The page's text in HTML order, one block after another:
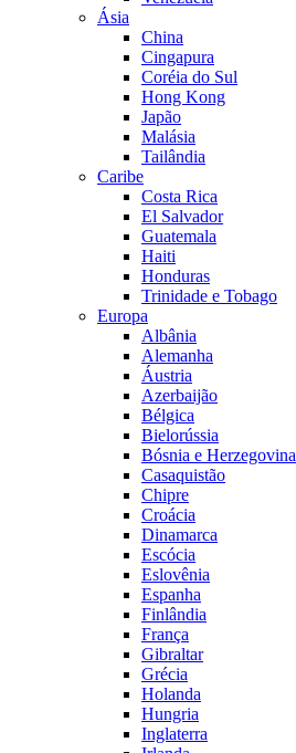
Ásia
China
Cingapura
Coréia do Sul
Hong Kong
Japão
Malásia
Tailândia
Caribe
Costa Rica
El Salvador
Guatemala
Haiti
Honduras
Trinidade e Tobago
Europa
Albânia
Alemanha
Áustria
Azerbaijão
Bélgica
Bielorússia
Bósnia e Herzegovina
Casaquistão
Chipre
Croácia
Dinamarca
Escócia
Eslovênia
Espanha
Finlândia
França
Gibraltar
Grécia
Holanda
Hungria
Inglaterra